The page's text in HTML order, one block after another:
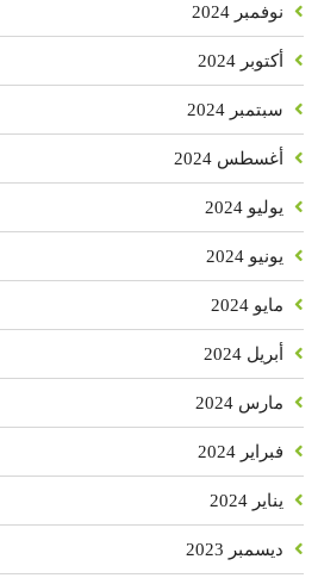
نوفمبر 2024
أكتوبر 2024
سبتمبر 2024
أغسطس 2024
يوليو 2024
يونيو 2024
مايو 2024
أبريل 2024
مارس 2024
فبراير 2024
يناير 2024
ديسمبر 2023